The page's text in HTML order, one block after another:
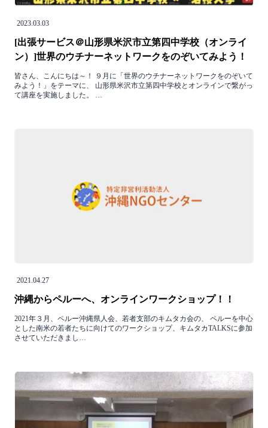
2023.03.03
[出張サービス＠山形県米沢市立第四中学校（オンライ
ン）]世界のウチナーネットワークをのぞいてみよう！
皆さん、こんにちは～！ ９月に「世界のウチナーネットワークをのぞいて
みよう！」をテーマに、 山形県米沢市立第四中学校とオンラインで繋がっ
て講座を実施しました。 …
2021.04.27
沖縄からペルーへ、オンラインワークショップ！！
2021年３月、ペルー沖縄県人会、若者支部のキムタカ会の、 ペルーを中心
とした南米の若者たちに向けてのワークショップ、キムタカTALKSに参加
させていただきまし…